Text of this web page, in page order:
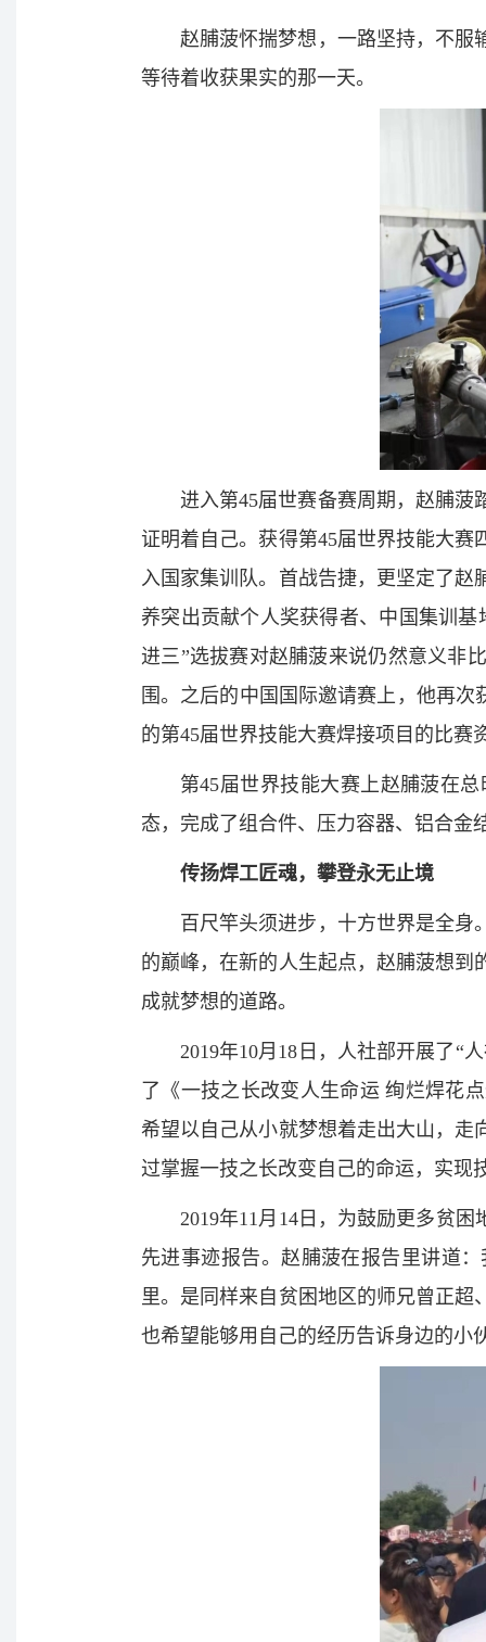
赵脯菠怀揣梦想，一路坚持，不服
等待着收获果实的那一天。
进入第45届世赛备赛周期，赵脯
证明着自己。获得第45届世界技能大
入国家集训队。首战告捷，更坚定了
养突出贡献个人奖获得者、中国集训
进三”选拔赛对赵脯菠来说仍然意义非
围。之后的中国国际邀请赛上，他再
的第45届世界技能大赛焊接项目的比赛
第45届世界技能大赛上赵脯菠在
态，完成了组合件、压力容器、铝合金
传扬焊工匠魂，攀登永无止境
百尺竿头须进步，十方世界是全
的巅峰，在新的人生起点，赵脯菠想
成就梦想的道路。
2019年10月18日，人社部开展了“
了《一技之长改变人生命运 绚烂焊花
希望以自己从小就梦想着走出大山，走
过掌握一技之长改变自己的命运，实现
2019年11月14日，为鼓励更多贫
先进事迹报告。赵脯菠在报告里讲道
里。是同样来自贫困地区的师兄曾正
也希望能够用自己的经历告诉身边的小